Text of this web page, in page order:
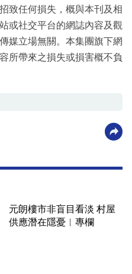
致任何損失，概與本刊及相
或社交平台的網誌內容及觀
媒立場無關。本集團旗下網
所帶來之損失或損害概不負
元朗樓市非盲目看淡 村屋
供應潛在隱憂︳專欄